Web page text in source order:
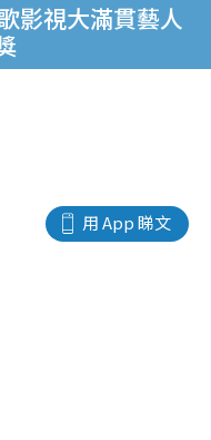
影視大滿貫藝人
用 App 睇文